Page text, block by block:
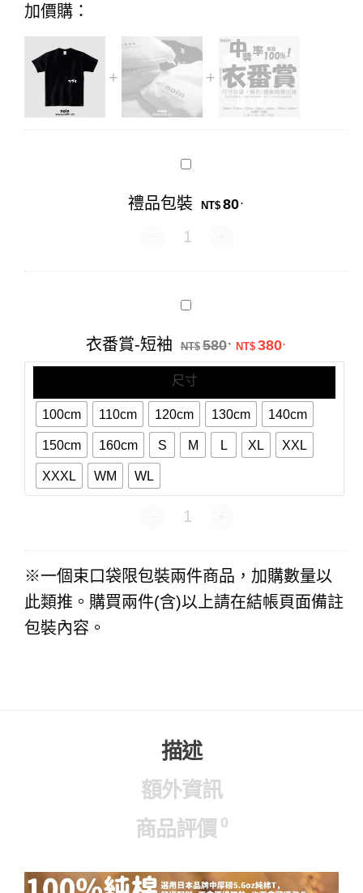
Alternative:
加價購：
禮
裝
禮品包裝 NT$ 80.
禮品包裝 數量
衣
短
袖
衣番賞-短袖 NT$ 580. 原始價格：
NT$ 380.目前價格
尺寸
100cm 110cm 120cm 130cm 140cm
150cm 160cm S M L XL XXL
XXXL WM WL
衣番賞-短袖 數量
※一個束口袋限包裝兩件商品，加購數量以
此類推。購買兩件(含)以上請在結帳頁面備註
包裝內容。
描述
額外資訊
商品評價 0